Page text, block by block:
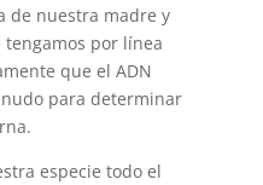
de nuestra madre y
por línea
que el ADN
para determinar
especie todo el